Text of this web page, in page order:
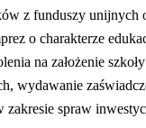
z funduszy
o charakterze
na założenie
wydawanie
spraw